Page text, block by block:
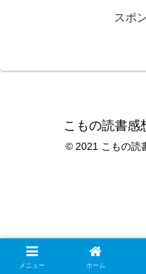
スポ
こもの読書感
© 2021 こもの読
メニュー ホーム